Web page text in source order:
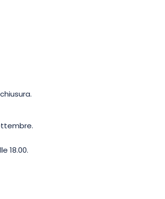
direttamente dal vostro
18.00.